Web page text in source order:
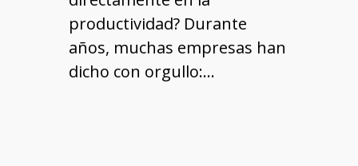
productividad? Durante
años, muchas empresas han
dicho con orgullo:…